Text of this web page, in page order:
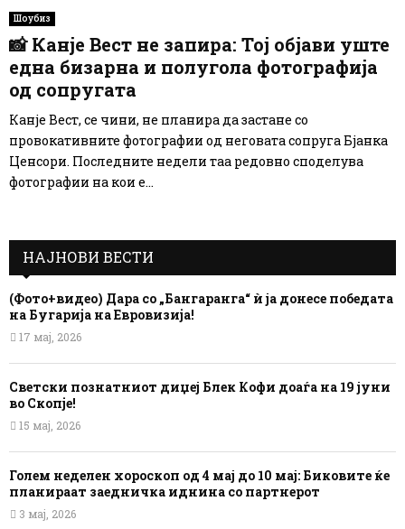
Шоубиз
📸 Канје Вест не запира: Тој објави уште
една бизарна и полугола фотографија
од сопругата
Канје Вест, се чини, не планира да застане со
провокативните фотографии од неговата сопруга Бјанка
Ценсори. Последните недели таа редовно споделува
фотографии на кои е...
НАЈНОВИ ВЕСТИ
(Фото+видео) Дара со „Бангаранга“ ѝ ја донесе победата
на Бугарија на Евровизија!
17 мај, 2026
Светски познатниот диџеј Блек Кофи доаѓа на 19 јуни
во Скопје!
15 мај, 2026
Голем неделен хороскоп од 4 мај до 10 мај: Биковите ќе
планираат заедничка иднина со партнерот
3 мај, 2026